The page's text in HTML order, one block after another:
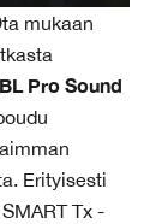
mukaan
Pro Sound
Erityisesti
Tx -